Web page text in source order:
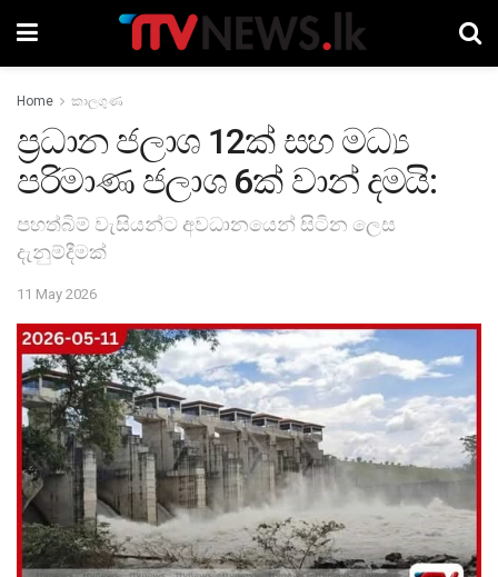
Home කාලගුණ
ප්‍රධාන ජලාශ 12ක් සහ මධ්‍ය
පරිමාණ ජලාශ 6ක් වාන් දමයි:
පහත්බිම් වැසියන්ට අවධානයෙන් සිටින ලෙස
දැනුම්දීමක්
11 May 2026